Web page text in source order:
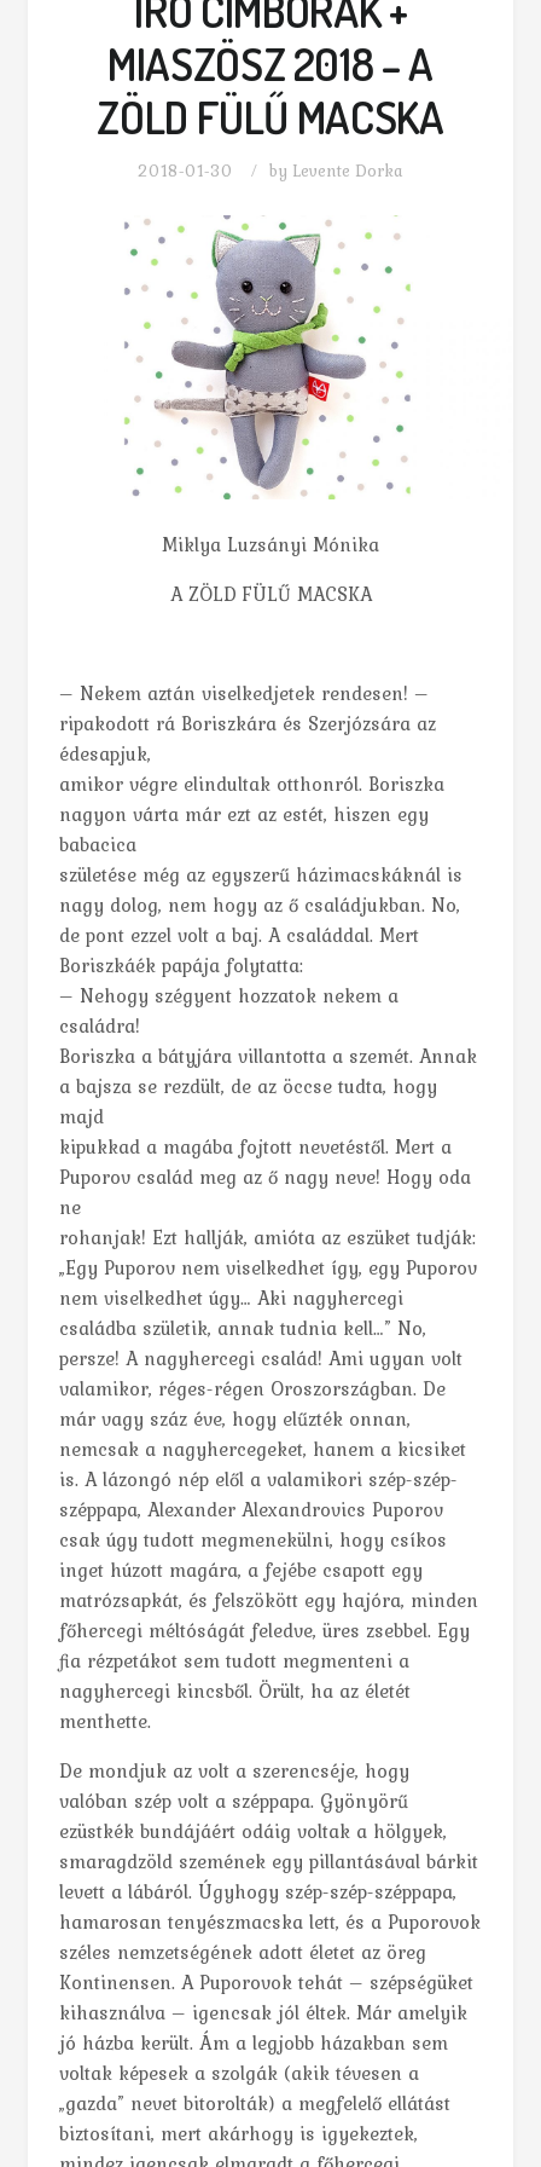
MIASZÖSZ 2018 – A
ZÖLD FÜLŰ MACSKA
2018-01-30 by Levente Dorka
Miklya Luzsányi Mónika
A ZÖLD FÜLŰ MACSKA
– Nekem aztán viselkedjetek rendesen! –
ripakodott rá Boriszkára és Szerjózsára az
édesapjuk,
amikor végre elindultak otthonról. Boriszka
nagyon várta már ezt az estét, hiszen egy
babacica
születése még az egyszerű házimacskáknál is
nagy dolog, nem hogy az ő családjukban. No,
de pont ezzel volt a baj. A családdal. Mert
Boriszkáék papája folytatta:
– Nehogy szégyent hozzatok nekem a
családra!
Boriszka a bátyjára villantotta a szemét. Annak
a bajsza se rezdült, de az öccse tudta, hogy
majd
kipukkad a magába fojtott nevetéstől. Mert a
Puporov család meg az ő nagy neve! Hogy oda
ne
rohanjak! Ezt hallják, amióta az eszüket tudják:
„Egy Puporov nem viselkedhet így, egy Puporov
nem viselkedhet úgy… Aki nagyhercegi
családba születik, annak tudnia kell…” No,
persze! A nagyhercegi család! Ami ugyan volt
valamikor, réges-régen Oroszországban. De
már vagy száz éve, hogy elűzték onnan,
nemcsak a nagyhercegeket, hanem a kicsiket
is. A lázongó nép elől a valamikori szép-szép-
széppapa, Alexander Alexandrovics Puporov
csak úgy tudott megmenekülni, hogy csíkos
inget húzott magára, a fejébe csapott egy
matrózsapkát, és felszökött egy hajóra, minden
főhercegi méltóságát feledve, üres zsebbel. Egy
fia rézpetákot sem tudott megmenteni a
nagyhercegi kincsből. Örült, ha az életét
menthette.
De mondjuk az volt a szerencséje, hogy
valóban szép volt a széppapa. Gyönyörű
ezüstkék bundájáért odáig voltak a hölgyek,
smaragdzöld szemének egy pillantásával bárkit
levett a lábáról. Úgyhogy szép-szép-széppapa,
hamarosan tenyészmacska lett, és a Puporovok
széles nemzetségének adott életet az öreg
Kontinensen. A Puporovok tehát – szépségüket
kihasználva – igencsak jól éltek. Már amelyik
jó házba került. Ám a legjobb házakban sem
voltak képesek a szolgák (akik tévesen a
„gazda” nevet bitorolták) a megfelelő ellátást
biztosítani, mert akárhogy is igyekeztek,